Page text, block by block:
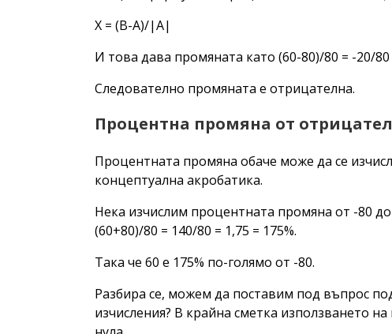
X = (B-A)/|A|
И това дава промяната като (60-80)/80 = -20/80
Следователно промяната е отрицателна.
Процентна промяна от
Процентната промяна обаче може да се
концептуална акробатика.
Нека изчислим процентната промяна от -80
(60+80)/80 = 140/80 = 1,75 = 175%.
Така че 60 е 175% по-голямо от -80.
Разбира се, можем да поставим под въпрос
изчисления? В крайна сметка използването